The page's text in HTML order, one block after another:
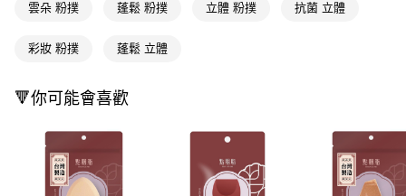
便利好安心！
２．便利：只要手機號碼，簡訊認證，即可結帳。
３．安心：先確認商品／服務後，再付款。
【「AFTEE先享後付」結帳流程】
１．於結帳方式選擇「AFTEE先享後付」後，將跳轉至「AFTEE先享後付」
２．訂單成立數日內，您將收到繳費通知簡訊。
３．收到繳費通知簡訊後14天內，點擊此簡訊中的連結，可透過四大超商／
ATM／網路銀行／等多元方式進行付款，方視為交易完成。
※ 請注意：結帳手續完成當下不需立刻繳費，但若您需要取消訂單，請聯絡
每筆NT$65，滿NT$390(含以上)免運費
每筆NT$65，滿NT$390(含以上)免運費
萊爾富取貨付款
雲朵 粉撲 蓬鬆 粉撲 立體 粉撲 抗菌 立體
彩妝 粉撲 蓬鬆 立體
🔻你可能會喜歡